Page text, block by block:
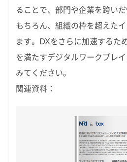
ることで、部門や企業を跨い
もちろん、組織の枠を超えた
ます。DXをさらに加速するた
を満たすデジタルワークプレ
みてください。
関連資料：